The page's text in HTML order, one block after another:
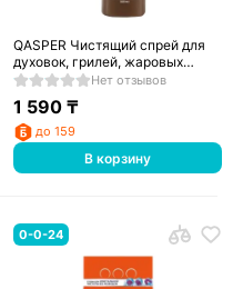
QASPER Чистящий спрей для
духовок, грилей, жаровых
шкафов Active foam 500 мл
Нет отзывов
1 590 ₸
до 159
В корзину
0-0-24